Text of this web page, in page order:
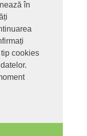
în
cookies
| Politica de
comanda |